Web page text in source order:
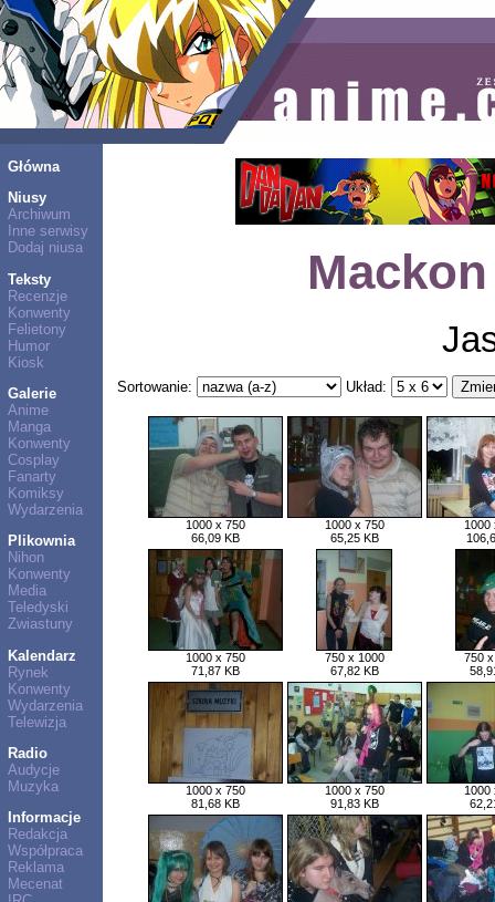
Główna
Niusy
Archiwum
Inne serwisy
Dodaj niusa
Teksty
Recenzje
Konwenty
Felietony
Humor
Kiosk
Galerie
Anime
Manga
Konwenty
Cosplay
Fanarty
Komiksy
Wydarzenia
Plikownia
Nihon
Konwenty
Media
Teledyski
Zwiastuny
Kalendarz
Rynek
Konwenty
Wydarzenia
Telewizja
Radio
Audycje
Muzyka
Informacje
Redakcja
Współpraca
Reklama
Mecenat
Sortowanie: Układ:
1000 x 750
66,09 KB
1000 x 750
65,25 KB
1000
1000 x 750
71,87 KB
750 x 1000
67,82 KB
750
1000 x 750
81,68 KB
1000 x 750
91,83 KB
1000